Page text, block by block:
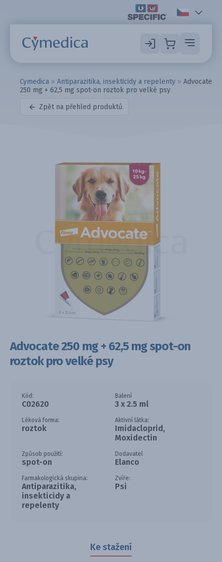
Cymedica » Antiparazitika, insekticidy a repelenty » Advocate
250 mg + 62,5 mg spot-on roztok pro velké psy
Zpět na přehled produktů
Advocate 250 mg + 62,5 mg spot-on
roztok pro velké psy
Kód:
C02620
Balení
3 x 2.5 ml
Léková forma:
roztok
Aktivní látka:
Imidacloprid,
Moxidectin
Způsob použití:
spot-on
Dodavatel
Elanco
Farmakologická skupina:
Antiparazitika,
insekticidy a
repelenty
Zvíře:
Psi
Ke stažení